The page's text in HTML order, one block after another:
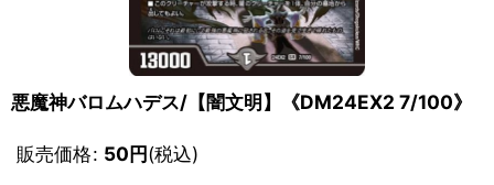
悪魔神バロムハデス/【闇文明】《DM24EX2 7/100》
販売価格: 50円(税込)